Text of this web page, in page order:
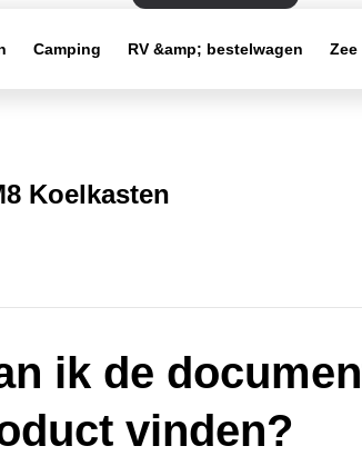
Camping RV &amp; bestelwagen Zee
Koelkasten
ik de
vinden?